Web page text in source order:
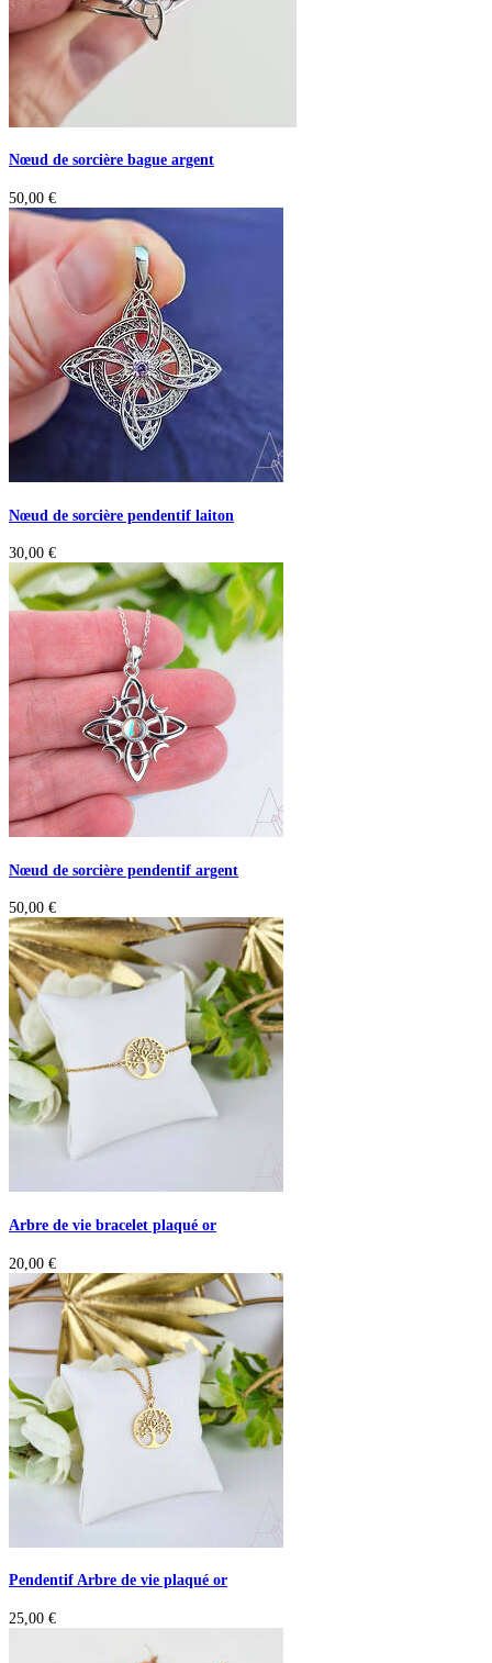
Nœud de sorcière bague argent
50,00 €
Nœud de sorcière pendentif laiton
30,00 €
Nœud de sorcière pendentif argent
50,00 €
Arbre de vie bracelet plaqué or
20,00 €
Pendentif Arbre de vie plaqué or
25,00 €